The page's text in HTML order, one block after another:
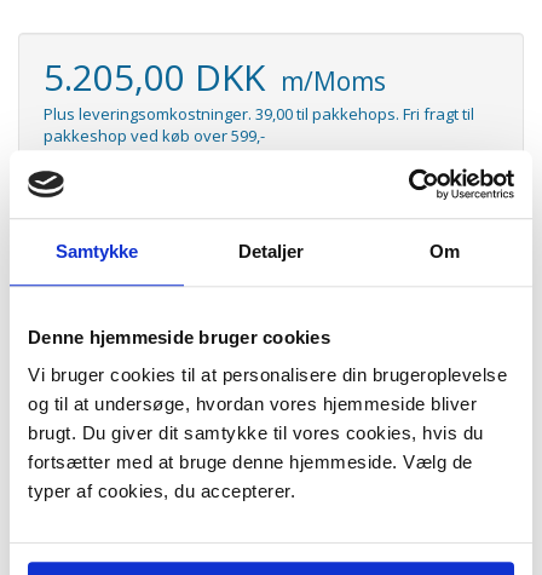
Samtykke Detaljer Om
Denne hjemmeside bruger cookies
Vi bruger cookies til at personalisere din brugeroplevelse
og til at undersøge, hvordan vores hjemmeside bliver
brugt. Du giver dit samtykke til vores cookies, hvis du
fortsætter med at bruge denne hjemmeside. Vælg de
typer af cookies, du accepterer.
5.205,00 DKK m/Moms
Plus leveringsomkostninger. 39,00 til pakkehops. Fri fragt til
pakkeshop ved køb over 599,-
Model/varenr.:
Lager: På lager
Color LaserJet 827A magenta toner
Color LaserJet 827A magenta toner, HPCF303A
Kapacitet: 32.000 sider
Passer til følgende modeller:
HP Color LaserJet Enterprise flow M880z Multifunction Printer (A2W75A)
HP Color LaserJet Enterprise flow M880z+ Multifunction Printer (A2W76A)
HP Color LaserJet Enterprise flow M880z+ NFC/Wireless Direct MFP Printer (D7P71A)